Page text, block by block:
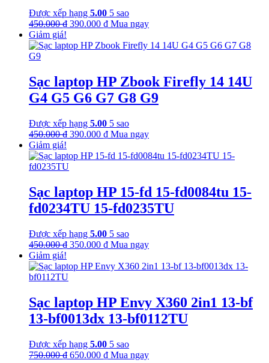
Được xếp hạng 5.00 5 sao
450.000₫ Giá
là:
390.000 ₫Giá
tại
Mua ngay
Giảm giá!
Sạc laptop HP Zbook Firefly 14 14U
G4 G5 G6 G7 G8 G9
Được xếp hạng 5.00 5 sao
450.000₫ Giá
là:
390.000 ₫Giá
tại
Mua ngay
Giảm giá!
Sạc laptop HP 15-fd 15-fd0084tu 15-
fd0234TU 15-fd0235TU
Được xếp hạng 5.00 5 sao
450.000₫ Giá
là:
350.000 ₫Giá
tại
Mua ngay
Giảm giá!
Sạc laptop HP Envy X360 2in1 13-bf
13-bf0013dx 13-bf0112TU
Được xếp hạng 5.00 5 sao
750.000₫ Giá
650.000 ₫Giá
Mua ngay